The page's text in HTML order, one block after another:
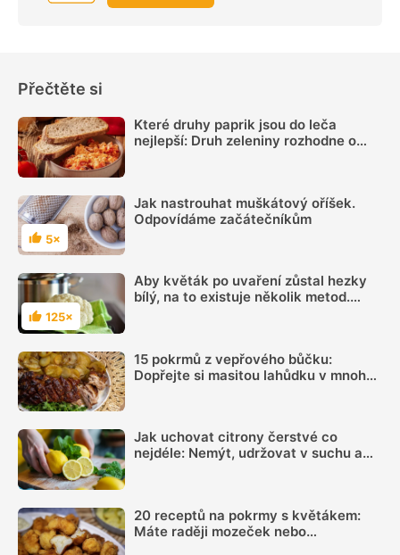
Přečtěte si
Které druhy paprik jsou do leča
nejlepší: Druh zeleniny rozhodne o
Hodnocení
5×
Jak nastrouhat muškátový oříšek.
Odpovídáme začátečníkům
Hodnocení
125×
Aby květák po uvaření zůstal hezky
bílý, na to existuje několik metod.
15 pokrmů z vepřového bůčku:
Dopřejte si masitou lahůdku v mnoha
Jak uchovat citrony čerstvé co
nejdéle: Nemýt, udržovat v suchu a
20 receptů na pokrmy s květákem:
Máte raději mozeček nebo